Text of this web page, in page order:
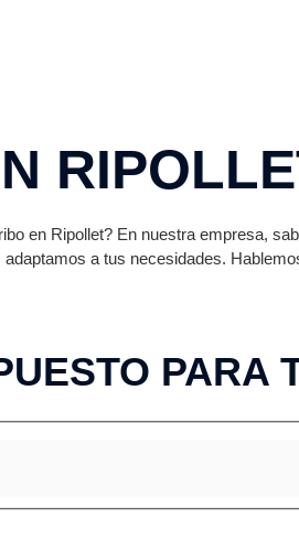
en Ripollet? En nuestra empresa,
a tus necesidades.
PARA